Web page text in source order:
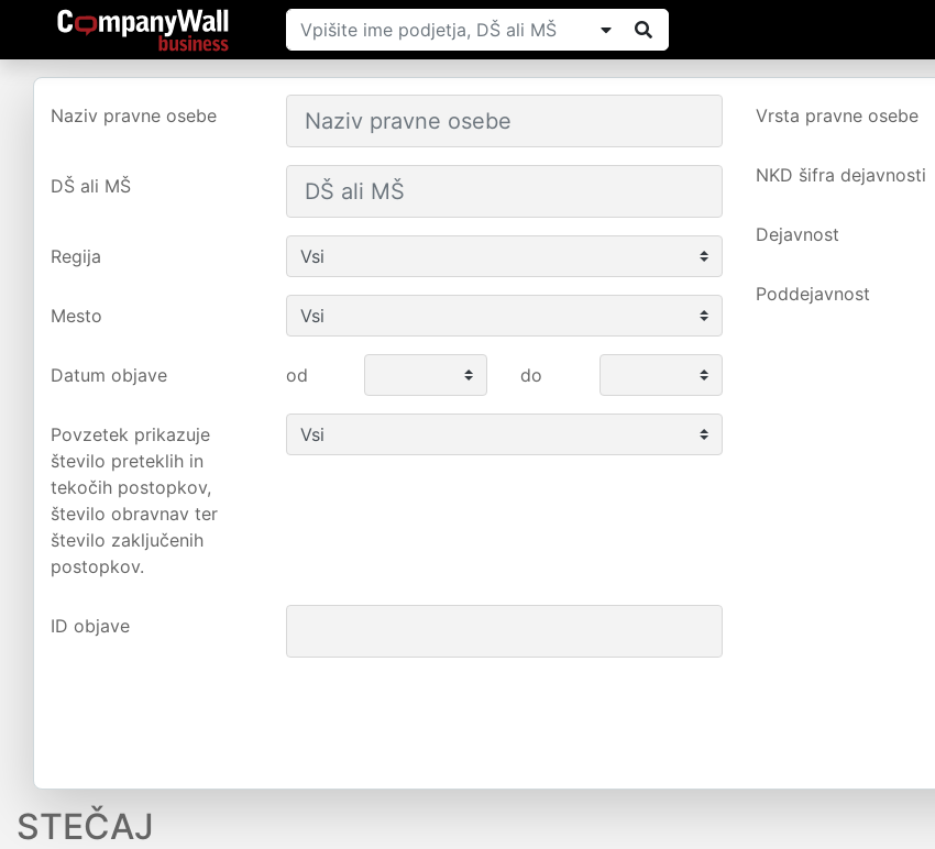
Naziv pravne osebe
DŠ ali MŠ
Regija
Mesto
Vrsta pravne osebe
NKD šifra dejavnosti
Dejavnost
Poddejavnost
Datum objave od do
Povzetek prikazuje
število preteklih in
tekočih postopkov,
število obravnav ter
število zaključenih
postopkov.
ID objave
STEČAJ